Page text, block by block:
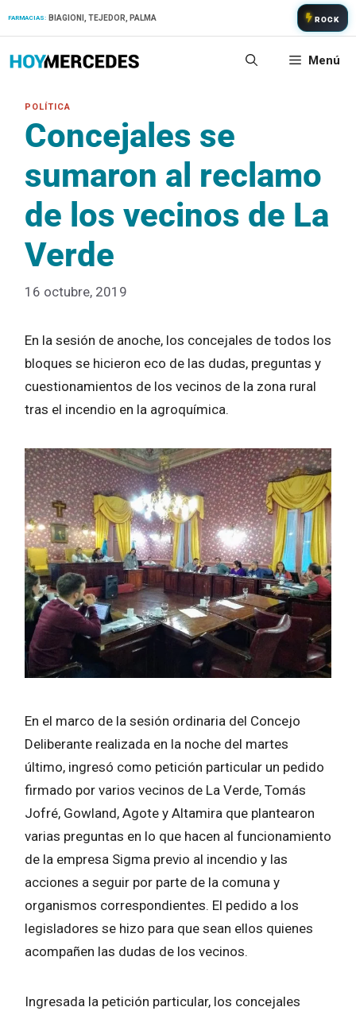
FARMACIAS: BIAGIONI, TEJEDOR, PALMA ROCK
Menú
Concejales se
sumaron al reclamo
de los vecinos de La
Verde
16 octubre, 2019
En la sesión de anoche, los concejales de todos los
bloques se hicieron eco de las dudas, preguntas y
cuestionamientos de los vecinos de la zona rural
tras el incendio en la agroquímica.
En el marco de la sesión ordinaria del Concejo
Deliberante realizada en la noche del martes
último, ingresó como petición particular un pedido
firmado por varios vecinos de La Verde, Tomás
Jofré, Gowland, Agote y Altamira que plantearon
varias preguntas en lo que hacen al funcionamiento
de la empresa Sigma previo al incendio y las
acciones a seguir por parte de la comuna y
organismos correspondientes. El pedido a los
legisladores se hizo para que sean ellos quienes
acompañen las dudas de los vecinos.
Ingresada la petición particular, los concejales